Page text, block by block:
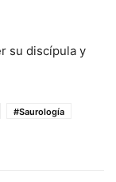
su discípula y
#Saurología